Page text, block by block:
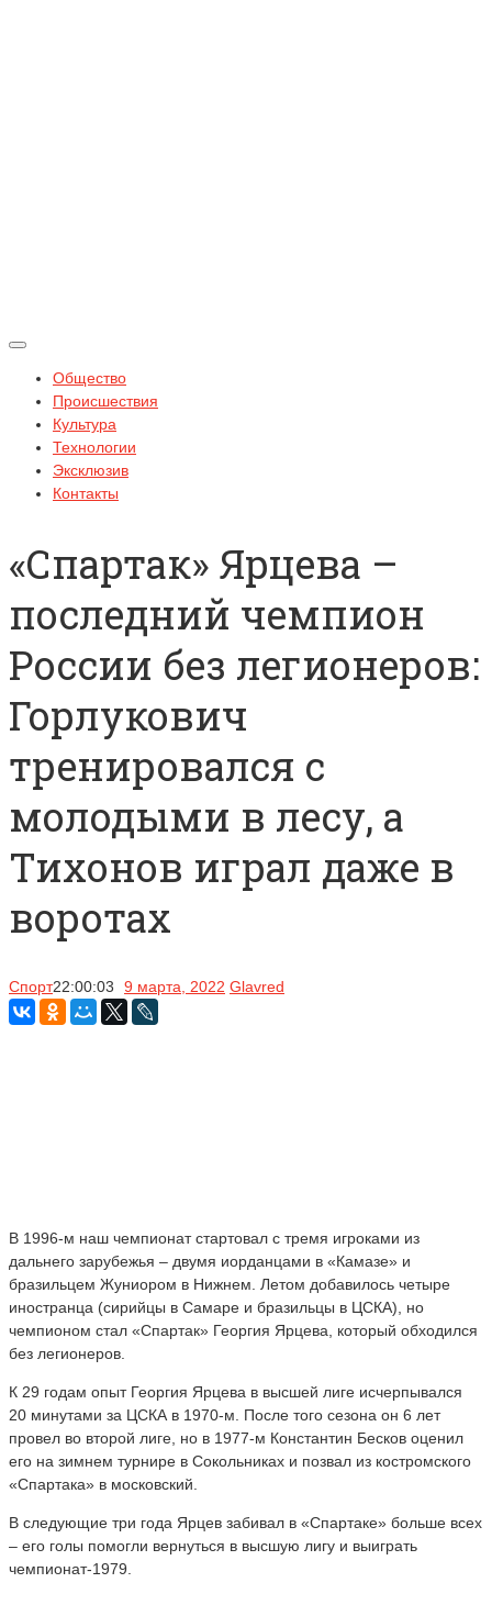
Общество
Происшествия
Культура
Технологии
Эксклюзив
Контакты
«Спартак» Ярцева –
последний чемпион
России без легионеров:
Горлукович
тренировался с
молодыми в лесу, а
Тихонов играл даже в
воротах
Спорт22:00:03 9 марта, 2022 Glavred
В 1996-м наш чемпионат стартовал с тремя игроками из
дальнего зарубежья – двумя иорданцами в «Камазе» и
бразильцем Жуниором в Нижнем. Летом добавилось четыре
иностранца (сирийцы в Самаре и бразильцы в ЦСКА), но
чемпионом стал «Спартак» Георгия Ярцева, который обходился
без легионеров.
К 29 годам опыт Георгия Ярцева в высшей лиге исчерпывался
20 минутами за ЦСКА в 1970-м. После того сезона он 6 лет
провел во второй лиге, но в 1977-м Константин Бесков оценил
его на зимнем турнире в Сокольниках и позвал из костромского
«Спартака» в московский.
В следующие три года Ярцев забивал в «Спартаке» больше всех
– его голы помогли вернуться в высшую лигу и выиграть
чемпионат-1979.